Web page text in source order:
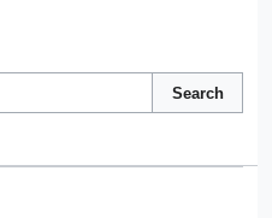
Search